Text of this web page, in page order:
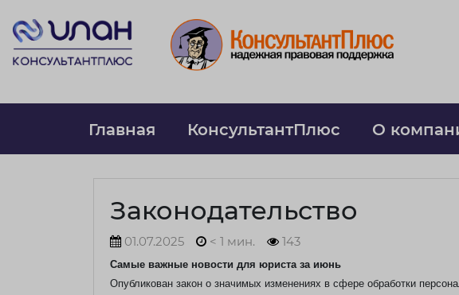
Главная КонсультантПлюс О
Законодательство
01.07.2025 < 1 мин. 143
Самые важные новости для юриста за июнь
Опубликован закон о значимых изменениях в сфере обработки